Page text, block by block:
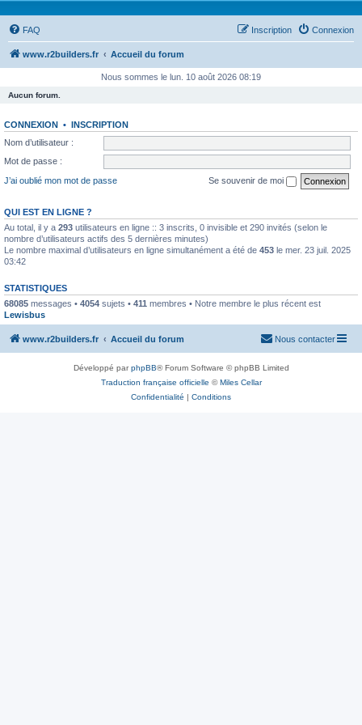
FAQ Connexion
Inscription
www.r2builders.fr Accueil du forum
Nous sommes le lun. 10 août 2026 08:19
Aucun forum.
CONNEXION • INSCRIPTION
Nom d’utilisateur :
Mot de passe :
J’ai oublié mon mot de passe
Se souvenir de moi
QUI EST EN LIGNE ?
Au total, il y a 293 utilisateurs en ligne :: 3 inscrits, 0 invisible et 290 invités (selon le
nombre d’utilisateurs actifs des 5 dernières minutes)
Le nombre maximal d’utilisateurs en ligne simultanément a été de 453 le mer. 23 juil. 2025
03:42
STATISTIQUES
68085 messages • 4054 sujets • 411 membres • Notre membre le plus récent est
Lewisbus
www.r2builders.fr Accueil du forum Nous contacter
Développé parphpBB® Forum Software © phpBB Limited
Traduction française officielle ©Miles Cellar
Confidentialité | Conditions